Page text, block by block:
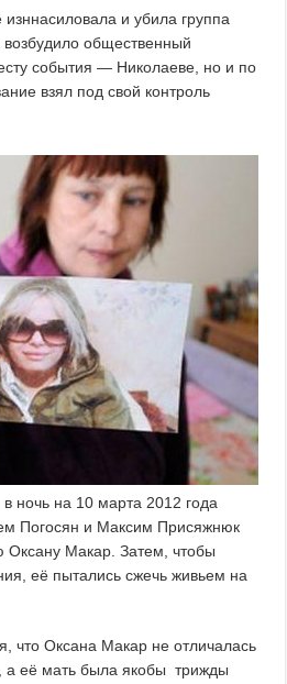
и убила группа
общественный
события — Николаеве, но и по
взял под свой контроль
ночь на 10 марта 2012 года
Погосян и Максим Присяжнюк
Оксану Макар. Затем, чтобы
её пытались сжечь живьем на
что Оксана Макар не отличалась
её мать была якобы трижды